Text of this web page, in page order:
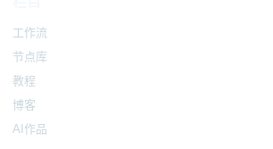
工作流
节点库
教程
博客
AI作品